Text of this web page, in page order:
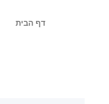
דף הבית